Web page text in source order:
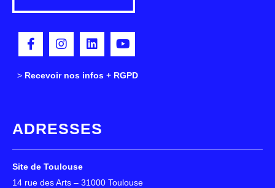
> Recevoir nos infos + RGPD
ADRESSES
Site de Toulouse
14 rue des Arts – 31000 Toulouse